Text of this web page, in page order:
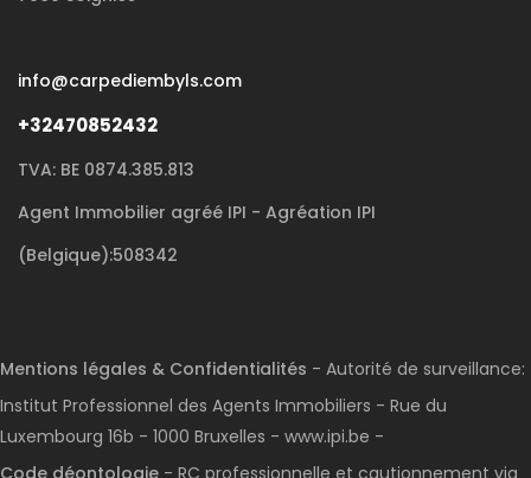
info@carpediembyls.com
+32470852432
TVA: BE 0874.385.813
Agent Immobilier agréé IPI - Agréation IPI
(Belgique):508342
Mentions légales & Confidentialités - Autorité de surveillance:
Institut Professionnel des Agents Immobiliers - Rue du
Luxembourg 16b - 1000 Bruxelles - www.ipi.be -